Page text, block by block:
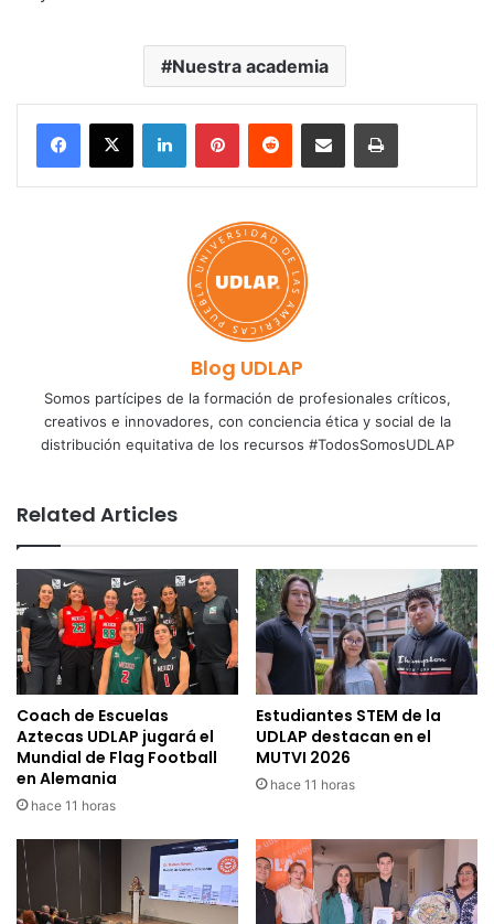
Nuestra academia
LinkedInPinterestReddit Share via Email Print
Blog UDLAP
Somos partícipes de la formación de profesionales críticos,
creativos e innovadores, con conciencia ética y social de la
distribución equitativa de los recursos #TodosSomosUDLAP
Related Articles
Coach de Escuelas
Aztecas UDLAP jugará el
Mundial de Flag Football
en Alemania
hace 11 horas
Estudiantes STEM de la
UDLAP destacan en el
MUTVI 2026
hace 11 horas